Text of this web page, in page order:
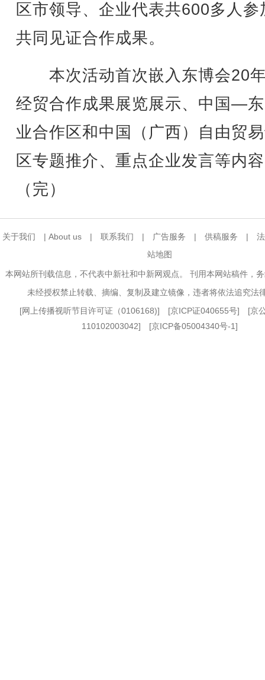
区市领导、企业代表共600多人参
共同见证合作成果。
本次活动首次嵌入东博会20
经贸合作成果展览展示、中国—
业合作区和中国（广西）自由贸
区专题推介、重点企业发言等内
（完）
关于我们 | About us | 联系我们 | 广告服务 | 供稿服务 |
站地图
本网站所刊载信息，不代表中新社和中新网观点。 刊用本网站稿件，
未经授权禁止转载、摘编、复制及建立镜像，违者将依法追究法
[网上传播视听节目许可证（0106168)] [京ICP证040655号] [京
110102003042] [京ICP备05004340号-1]